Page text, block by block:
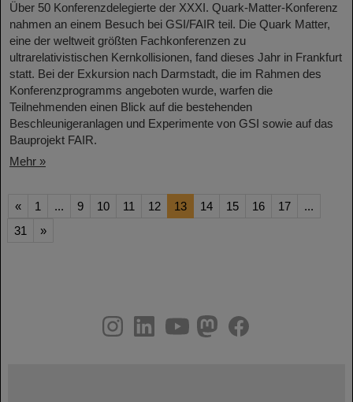
Über 50 Konferenzdelegierte der XXXI. Quark-Matter-Konferenz
nahmen an einem Besuch bei GSI/FAIR teil. Die Quark Matter,
eine der weltweit größten Fachkonferenzen zu
ultrarelativistischen Kernkollisionen, fand dieses Jahr in Frankfurt
statt. Bei der Exkursion nach Darmstadt, die im Rahmen des
Konferenzprogramms angeboten wurde, warfen die
Teilnehmenden einen Blick auf die bestehenden
Beschleunigeranlagen und Experimente von GSI sowie auf das
Bauprojekt FAIR.
Mehr »
« 1 ... 9 10 11 12 13 14 15 16 17
...
31
»
youtube
helmholtz.social
facebook